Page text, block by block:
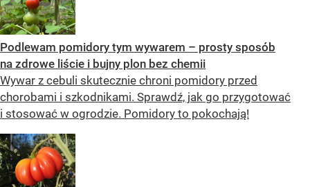
Podlewam pomidory tym wywarem – prosty sposób
na zdrowe liście i bujny plon bez chemii
Wywar z cebuli skutecznie chroni pomidory przed
chorobami i szkodnikami. Sprawdź, jak go przygotować
i stosować w ogrodzie. Pomidory to pokochają!